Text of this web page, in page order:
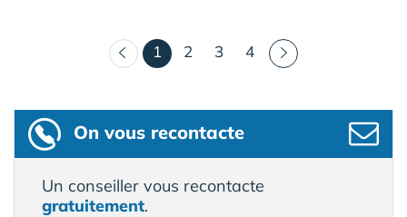
1 (courant)
2 3 4
On vous recontacte
Un conseiller vous recontacte
gratuitement.